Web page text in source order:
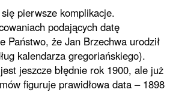
pierwsze komplikacje.
podających datę
Państwo, że Jan Brzechwa urodził
kalendarza gregoriańskiego).
jeszcze błędnie rok 1900, ale już
figuruje prawidłowa data – 1898